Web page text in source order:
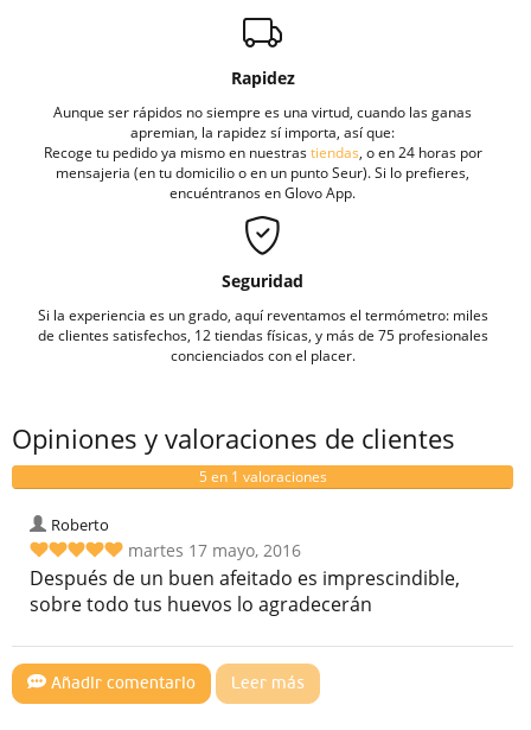
Rapidez
Aunque ser rápidos no siempre es una virtud, cuando las ganas
apremian, la rapidez sí importa, así que:
Recoge tu pedido ya mismo en nuestrastiendas , o en 24 horas por
mensajeria (en tu domicilio o en un punto Seur). Si lo prefieres,
encuéntranos en Glovo App.
Seguridad
Si la experiencia es un grado, aquí reventamos el termómetro: miles
de clientes satisfechos, 12 tiendas físicas, y más de 75 profesionales
concienciados con el placer.
Opiniones y valoraciones de clientes
5 en 1 valoraciones
Roberto
martes 17 mayo, 2016
Después de un buen afeitado es imprescindible,
sobre todo tus huevos lo agradecerán
Añadir comentario Leer más